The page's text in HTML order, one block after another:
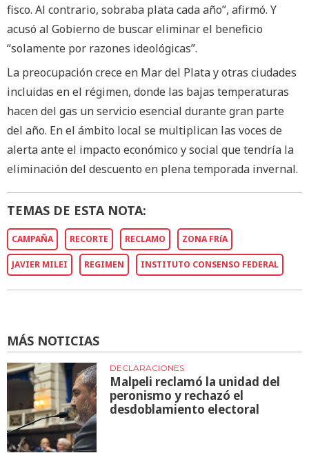
fisco. Al contrario, sobraba plata cada año”, afirmó. Y
acusó al Gobierno de buscar eliminar el beneficio
“solamente por razones ideológicas”.
La preocupación crece en Mar del Plata y otras ciudades
incluidas en el régimen, donde las bajas temperaturas
hacen del gas un servicio esencial durante gran parte
del año. En el ámbito local se multiplican las voces de
alerta ante el impacto económico y social que tendría la
eliminación del descuento en plena temporada invernal.
TEMAS DE ESTA NOTA:
CAMPAÑA RECORTE RECLAMO ZONA FRíA
JAVIER MILEI REGIMEN INSTITUTO CONSENSO FEDERAL
MÁS NOTICIAS
DECLARACIONES
Malpeli reclamó la unidad del
peronismo y rechazó el
desdoblamiento electoral